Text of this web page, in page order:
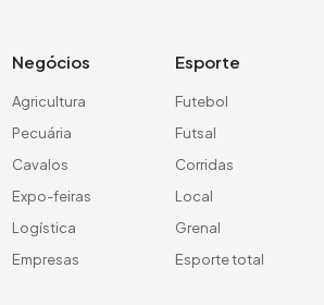
Negócios
Agricultura
Pecuária
Cavalos
Expo-feiras
Logística
Empresas
Esporte
Futebol
Futsal
Corridas
Local
Grenal
Esporte total